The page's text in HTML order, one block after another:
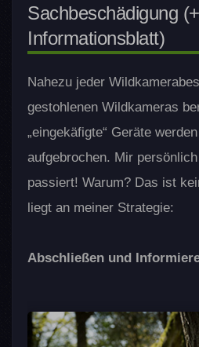
Sachbeschädigung (+
Informationsblatt)
Nahezu jeder
gestohlenen Wildkameras
„eingekäfigte“ Geräte
aufgebrochen. Mir
passiert! Warum? Das ist
liegt an meiner Strategie:
Abschließen und